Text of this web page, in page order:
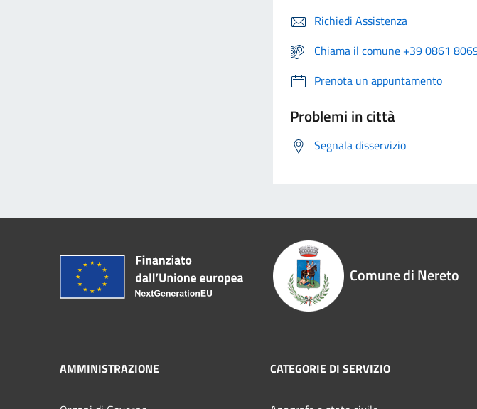
Richiedi Assistenza
Chiama il comune +39 0861
Prenota un appuntamento
Problemi in città
Segnala disservizio
Comune di Nereto
AMMINISTRAZIONE CATEGORIE DI SERVIZIO